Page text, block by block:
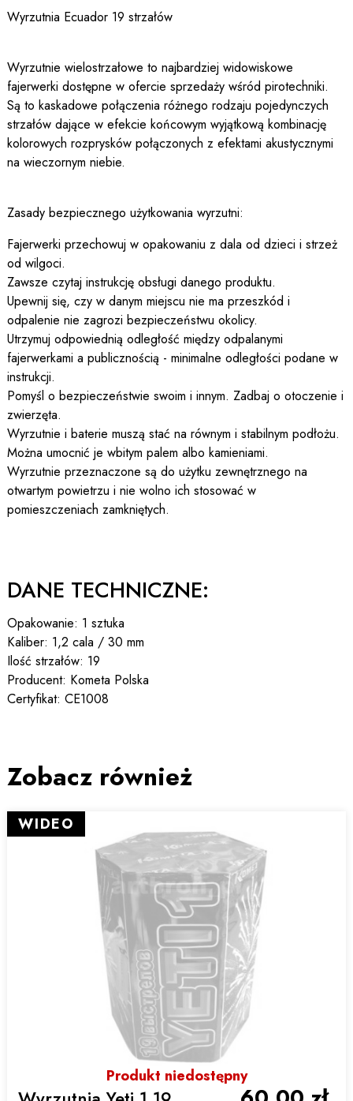
Wyrzutnia Ecuador 19 strzałów
Wyrzutnie wielostrzałowe to najbardziej widowiskowe
fajerwerki dostępne w ofercie sprzedaży wśród pirotechniki.
Są to kaskadowe połączenia różnego rodzaju pojedynczych
strzałów dające w efekcie końcowym wyjątkową kombinację
kolorowych rozprysków połączonych z efektami akustycznymi
na wieczornym niebie.
Zasady bezpiecznego użytkowania wyrzutni:
Fajerwerki przechowuj w opakowaniu z dala od dzieci i strzeż
od wilgoci.
Zawsze czytaj instrukcję obsługi danego produktu.
Upewnij się, czy w danym miejscu nie ma przeszkód i
odpalenie nie zagrozi bezpieczeństwu okolicy.
Utrzymuj odpowiednią odległość między odpalanymi
fajerwerkami a publicznością - minimalne odległości podane w
instrukcji.
Pomyśl o bezpieczeństwie swoim i innym. Zadbaj o otoczenie i
zwierzęta.
Wyrzutnie i baterie muszą stać na równym i stabilnym podłożu.
Można umocnić je wbitym palem albo kamieniami.
Wyrzutnie przeznaczone są do użytku zewnętrznego na
otwartym powietrzu i nie wolno ich stosować w
pomieszczeniach zamkniętych.
DANE TECHNICZNE:
Opakowanie: 1 sztuka
Kaliber: 1,2 cala / 30 mm
Ilość strzałów: 19
Producent: Kometa Polska
Certyfikat: CE1008
Zobacz również
Produkt niedostępny
WIDEO